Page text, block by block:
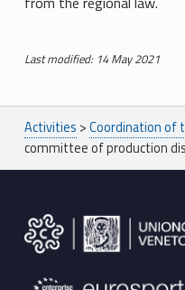
c
l
c
m
m
Last modified: 14 May 2021
Skip back to main navigation
Breadcrumbs navigation
Activities >Coordination of
committee of production